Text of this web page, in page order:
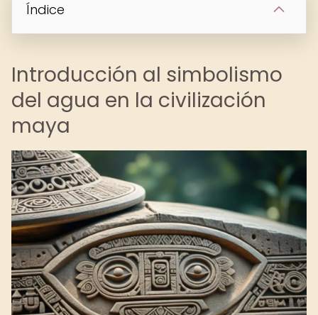
Índice
Introducción al simbolismo
del agua en la civilización
maya